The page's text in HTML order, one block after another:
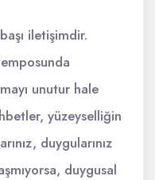
iletişimdir.
unutur hale
yüzeyselliğin
duygularınız
duygusal